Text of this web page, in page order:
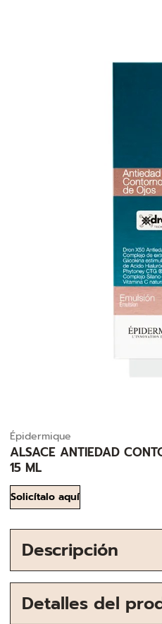
Épidermique
ALSACE ANTIEDAD
15 ML
Solicítalo aquí
Descripción
Detalles del